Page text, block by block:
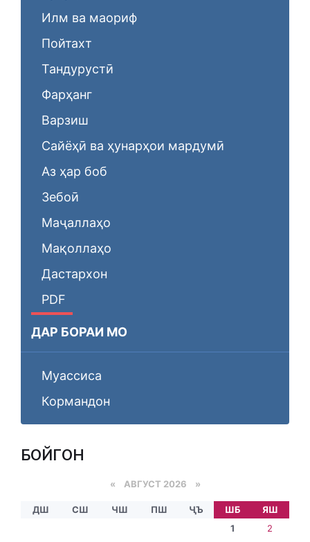
Илм ва маориф
Пойтахт
Тандурустӣ
Фарҳанг
Варзиш
Сайёҳӣ ва ҳунарҳои мардумӣ
Аз ҳар боб
Зебоӣ
Маҷаллаҳо
Мақоллаҳо
Дастархон
PDF
ДАР БОРАИ МО
Муассиса
Кормандон
БОЙГОНӢ
« АВГУСТ 2026 »
ДШ СШ ЧШ ПШ ҶЪ ШБ
ЯШ
1
2